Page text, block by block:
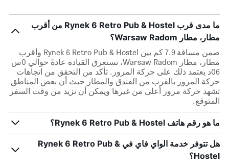
ما مدى قرب Rynek 6 Retro Pub & Hostel من أقرب
مطار، مطار Warsaw Radom؟
ضمن مسافة 7.9 كم بين Rynek 6 Retro Pub & Hostel وأقرب
مطار، مطار Warsaw Radom، تستغرق القيادة عادةً حوالي 0س
06د يعتمد ذلك على حركة المرور. تأكد من التحقق من اتجاهات
حركة المرور بالقرب من الفندق والمطار حيث أن بعض المناطق
تشهد حركة مرور أعلى من غيرها ويمكن أن تزيد من وقت السفر
المتوقع.
ما هو رقم هاتف Rynek 6 Retro Pub & Hostel؟
هل تتوفر خدمة الواي فاي في Rynek 6 Retro Pub &
Hostel؟